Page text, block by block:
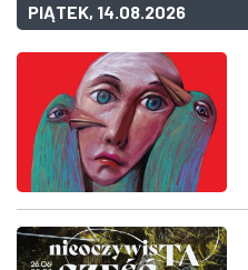
PIĄTEK, 14.08.2026